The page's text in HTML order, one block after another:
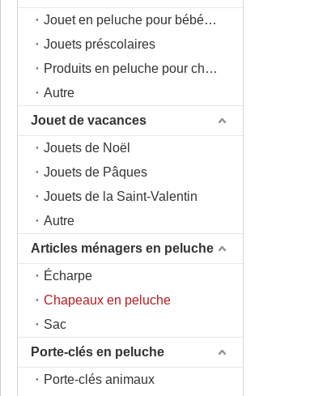
Jouet en peluche pour bébé 0+
Jouets préscolaires
Produits en peluche pour chambre d'enfant
Autre
Jouet de vacances
Jouets de Noël
Jouets de Pâques
Jouets de la Saint-Valentin
Autre
Articles ménagers en peluche
Écharpe
Chapeaux en peluche
Sac
Porte-clés en peluche
Porte-clés animaux